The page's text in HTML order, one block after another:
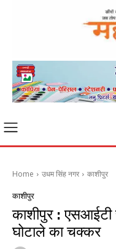
Home उधम सिंह नगर काशीपुर
काशीपुर
काशीपुर :
घोटाले का चक्कर